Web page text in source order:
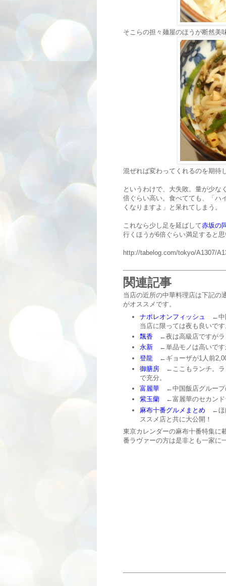
そこらの担々麺屋のほうが断然美
混ぜれば変わってくれるのを期待
というわけで、大失敗。量が少な
倍ぐらい高い。食べてても、「ハ
くなりますよ」と呆れてしまう。
これなら少し足を延ばして赤坂の
行くほうが6倍ぐらい満足すると
http://tabelog.com/tokyo/A1307/
関連記事
当店の近所の中華料理店は下記の
がオススメです。
ナポレオンフィッシュ
←中
当店に限っては夜も良いで
飄香 ←夜は高級店ですがラ
永新 ←単品モノは高いです
登龍 ←ギョーザが1人前
御膳房 ←ここもランチ。ラ
で充分。
富麗華 ←中国飯店グループ
紫玉蘭 ←富麗華のセカンド
麻布十番グルメまとめ ←ほ
ススメ店と共に大公開！
東京カレンダーの麻布十番特集に
番ラヴァーの方は是非とも一家に